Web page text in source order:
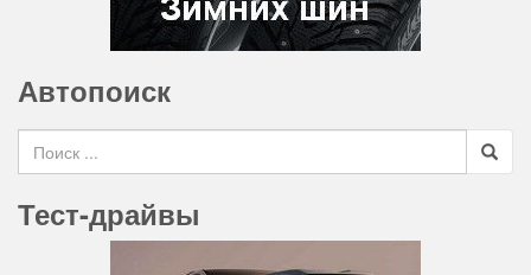
Автопоиск
Search for
Тест-драйвы